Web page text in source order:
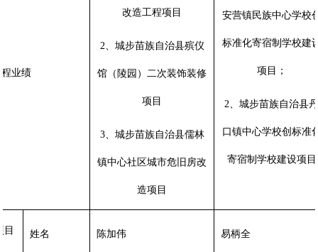
业绩
改造工程项目
2、城步苗族自治县殡仪
馆（陵园）二次装饰装修
项目
3、城步苗族自治县儒林
镇中心社区城市危旧房改
造项目
安营镇民族中心学校
标准化寄宿制学校建
项目；
2、城步苗族自治县
口镇中心学校创标准
寄宿制学校建设项目
目 姓名 陈加伟 易柄全